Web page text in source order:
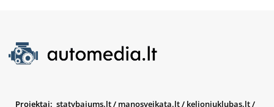
Projektai: statybajums.lt/ manosveikata.lt/ kelioniuklubas.lt/